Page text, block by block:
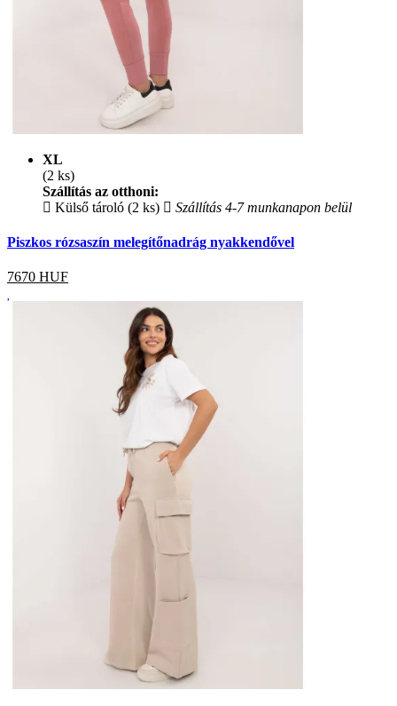
XL
(2 ks)
Szállítás az otthoni:
Külső tároló (2 ks)
Szállítás 4-7 munkanapon belül
Piszkos rózsaszín melegítőnadrág nyakkendővel
7670 HUF